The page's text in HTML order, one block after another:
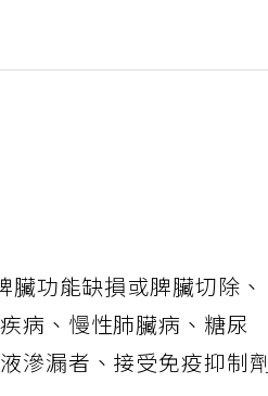
臟功能缺損或脾臟切除、
病、慢性肺臟病、糖尿
滲漏者、接受免疫抑制